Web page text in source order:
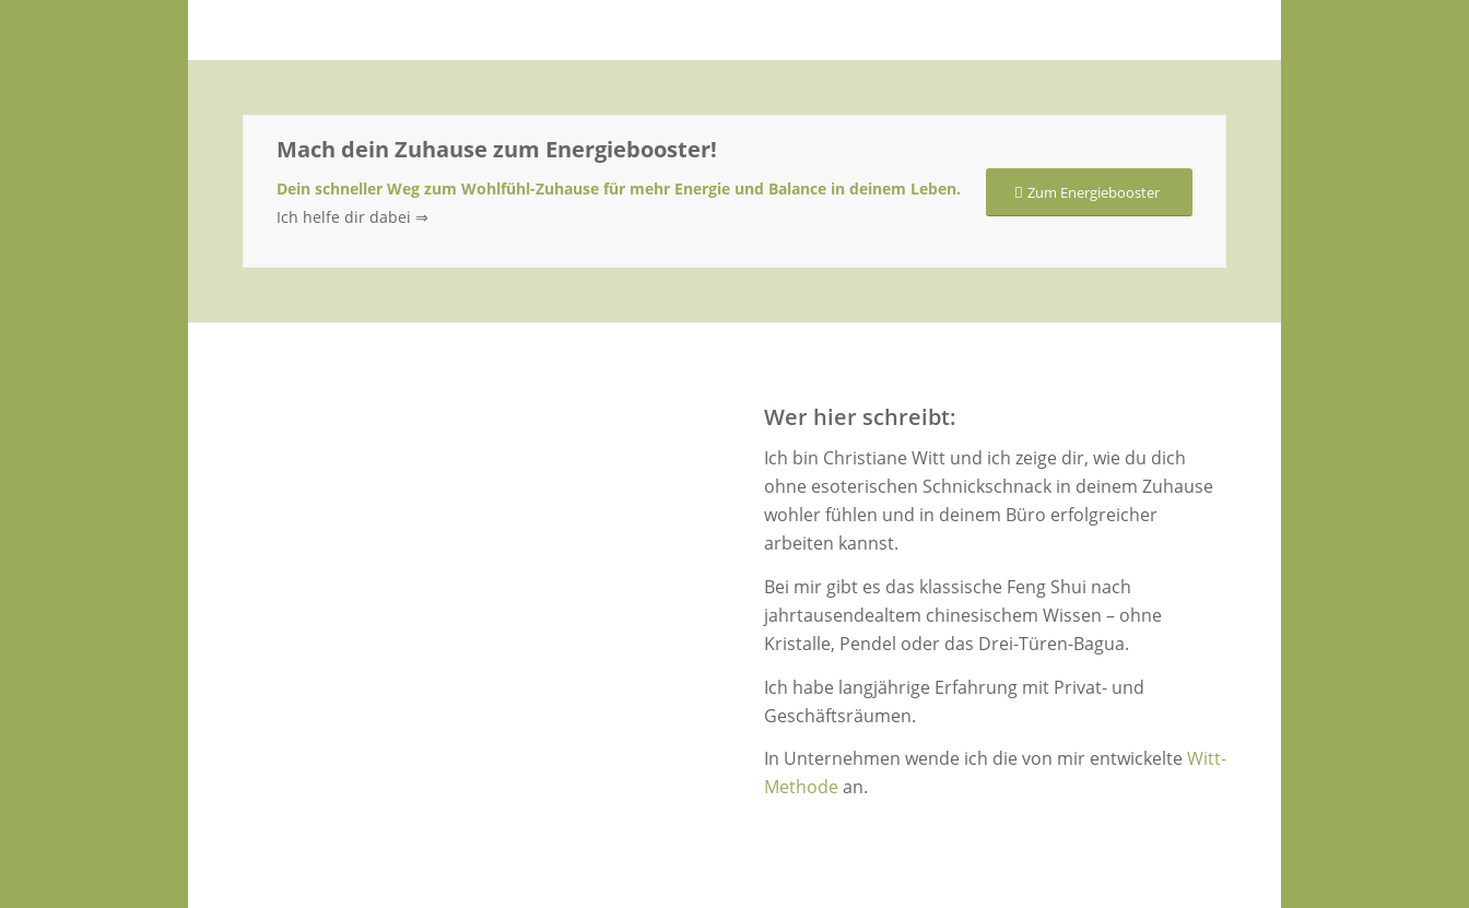
Mach dein Zuhause zum Energiebooster!
Dein schneller Weg zum Wohlfühl-Zuhause für mehr Energie und Balance in deinem Leben.
Ich helfe dir dabei ⇒
Zum Energiebooster
Wer hier schreibt:
Ich bin Christiane Witt und ich zeige dir, wie du dich
ohne esoterischen Schnickschnack in deinem Zuhause
wohler fühlen und in deinem Büro erfolgreicher
arbeiten kannst.
Bei mir gibt es das klassische Feng Shui nach
jahrtausendealtem chinesischem Wissen – ohne
Kristalle, Pendel oder das Drei-Türen-Bagua.
Ich habe langjährige Erfahrung mit Privat- und
Geschäftsräumen.
In Unternehmen wende ich die von mir entwickelte Witt-
Methode an.